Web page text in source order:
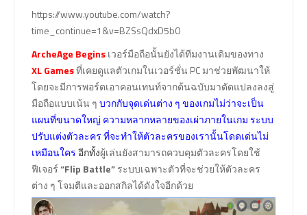
https://www.youtube.com/watch?
time_continue=1&v=BZSsQdxD5b0
ArcheAge Beginsเวอร์มือถือนั้นยังได้ทีมงานเดิมของทาง
XL Gamesที่เคยดูแลตัวเกมในเวอร์ชั่น PC มาช่วยพัฒนาให้
โดยจะมีการพอร์ตเอาคอนเทนท์จากต้นฉบับมาดัดแปลงลงสู่
มือถือแบบเน้น ๆบวกกับจุดเด่นต่าง ๆ ของเกมไม่ว่าจะเป็น
แผนที่ขนาดใหญ่ ความหลากหลายของเผ่าภายในเกม ระบบ
ปรับแต่งตัวละคร ที่จะทำให้ตัวละครของเรานั้นโดดเด่นไม่
เหมือนใครอีกทั้งผู้เล่นยังสามารถควบคุมตัวละครโดยใช้
ฟีเจอร์“Flip Battle”ระบบเฉพาะตัวที่จะช่วยให้ตัวละคร
ต่าง ๆ โจมตีและออกสกิลได้ดังใจอีกด้วย